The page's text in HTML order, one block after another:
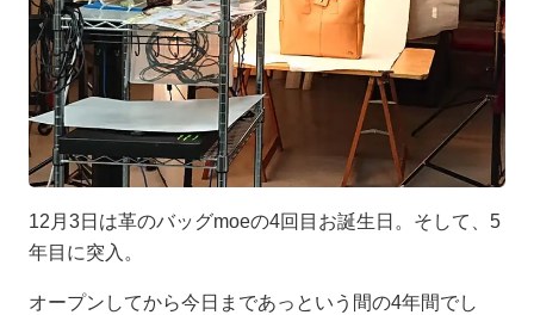
12月3日は革のバッグmoeの4回目お誕生日。そして、5
年目に突入。
オープンしてから今日まであっという間の4年間でし